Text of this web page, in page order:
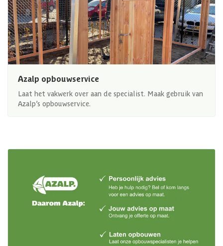
Azalp opbouwservice
Laat het vakwerk over aan de specialist. Maak gebruik van
Azalp’s opbouwservice.